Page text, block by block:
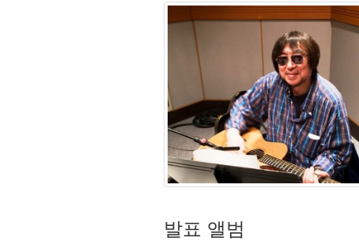
발표 앨범